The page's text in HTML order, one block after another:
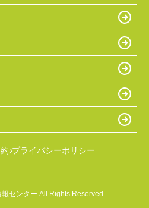
プライバシーポリシー
センター All Rights Reserved.